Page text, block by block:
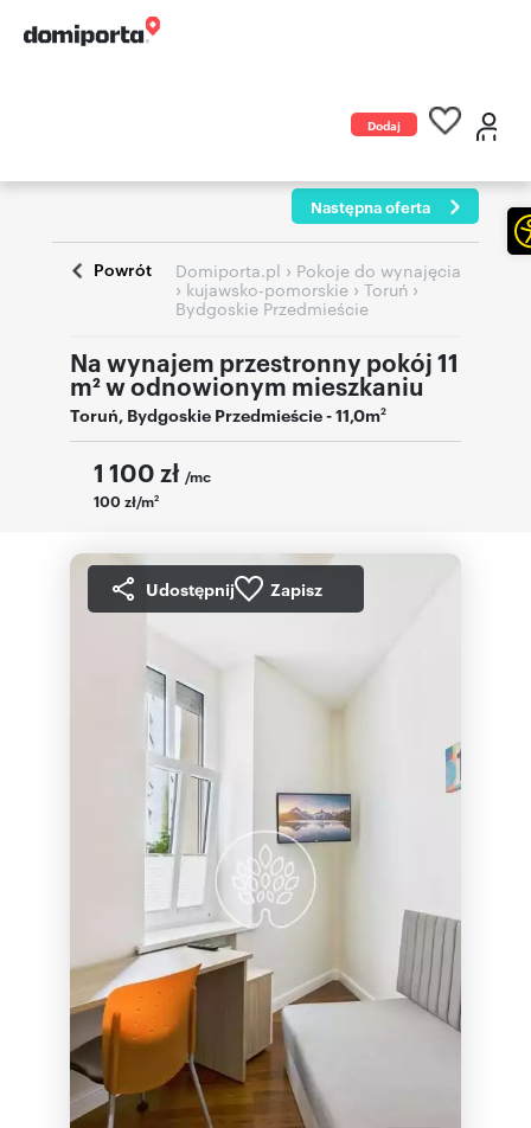
Dodaj
Następna oferta
Powrót Domiporta.pl › Pokoje do wynajęcia
› kujawsko-pomorskie › Toruń ›
Bydgoskie Przedmieście
Na wynajem przestronny pokój 11
m² w odnowionym mieszkaniu
Toruń, Bydgoskie Przedmieście- 11,0m2
1 100 zł /mc
100 zł/m2
Udostępnij Zapisz